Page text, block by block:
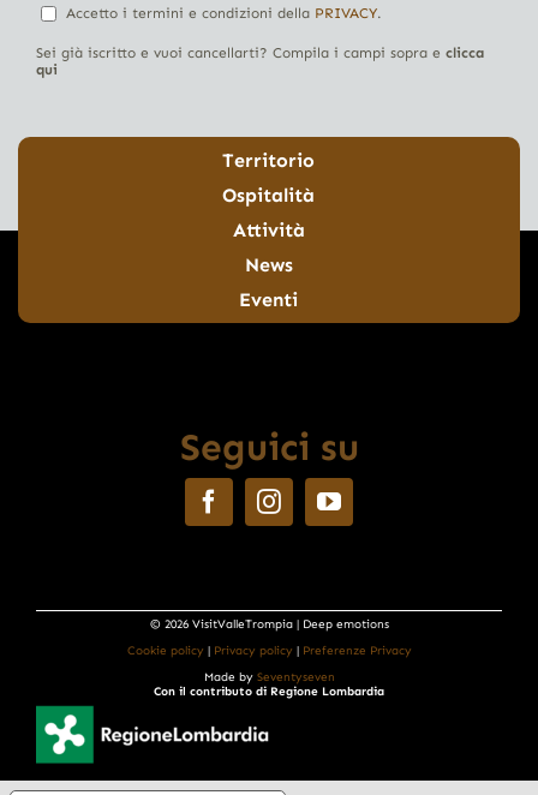
Accetto i termini e condizioni della PRIVACY.
Sei già iscritto e vuoi cancellarti? Compila i campi sopra e clicca
qui
Territorio
Ospitalità
Attività
News
Eventi
Seguici su
© 2026 VisitValleTrompia | Deep emotions
Cookie policy | Privacy policy | Preferenze Privacy
Made by Seventyseven
Con il contributo di Regione Lombardia